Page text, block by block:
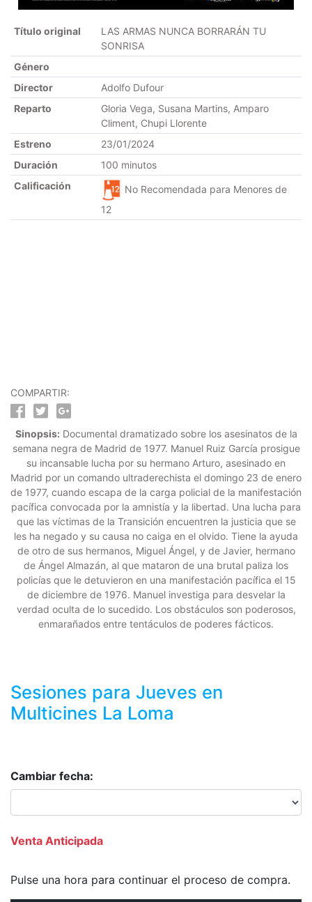
Título original
LAS ARMAS NUNCA BORRARÁN TU
SONRISA
Género
Director
Adolfo Dufour
Reparto
Gloria Vega, Susana Martins, Amparo
Climent, Chupi Llorente
Estreno
23/01/2024
Duración
100 minutos
Calificación
No Recomendada para Menores de
12
COMPARTIR:
Sinopsis: Documental dramatizado sobre los asesinatos de la
semana negra de Madrid de 1977. Manuel Ruiz García prosigue
su incansable lucha por su hermano Arturo, asesinado en
Madrid por un comando ultraderechista el domingo 23 de enero
de 1977, cuando escapa de la carga policial de la manifestación
pacífica convocada por la amnistía y la libertad. Una lucha para
que las víctimas de la Transición encuentren la justicia que se
les ha negado y su causa no caiga en el olvido. Tiene la ayuda
de otro de sus hermanos, Miguel Ángel, y de Javier, hermano
de Ángel Almazán, al que mataron de una brutal paliza los
policías que le detuvieron en una manifestación pacífica el 15
de diciembre de 1976. Manuel investiga para desvelar la
verdad oculta de lo sucedido. Los obstáculos son poderosos,
enmarañados entre tentáculos de poderes fácticos.
Sesiones para Jueves en
Multicines La Loma
Cambiar fecha:
Venta Anticipada
Pulse una hora para continuar el proceso de compra.